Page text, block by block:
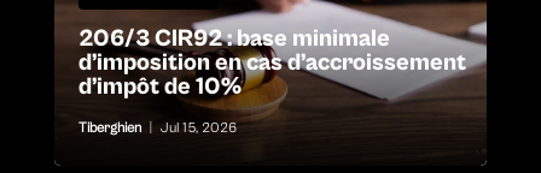
206/3 CIR92 : base minimale
d’imposition en cas d’accroissement
d’impôt de 10%
Tiberghien Jul 15, 2026